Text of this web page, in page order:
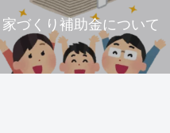
家づくり補助金について